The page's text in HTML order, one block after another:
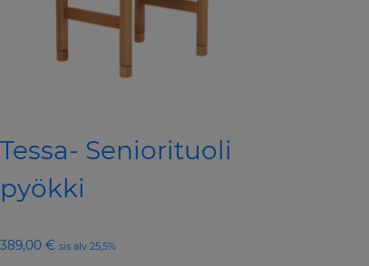
Tessa- Seniorituoli
pyökki
389,00 € sis alv 25,5%